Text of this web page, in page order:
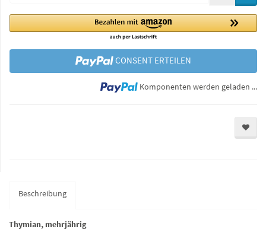
CONSENT ERTEILEN
Komponenten werden geladen ...
Beschreibung
Thymian, mehrjährig